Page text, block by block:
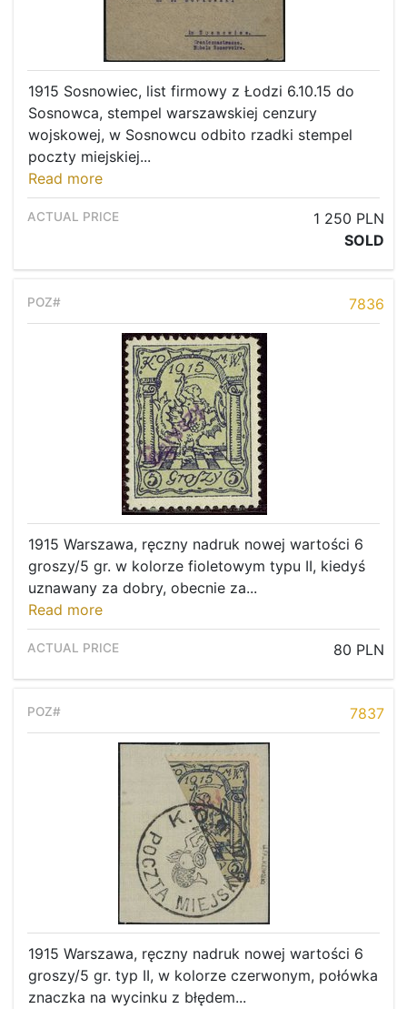
1915 Sosnowiec, list firmowy z Łodzi 6.10.15 do
Sosnowca, stempel warszawskiej cenzury
wojskowej, w Sosnowcu odbito rzadki stempel
poczty miejskiej...
Read more
1 250 PLN
SOLD
7836
1915 Warszawa, ręczny nadruk nowej wartości 6
groszy/5 gr. w kolorze fioletowym typu II, kiedyś
uznawany za dobry, obecnie za...
Read more
80 PLN
7837
1915 Warszawa, ręczny nadruk nowej wartości 6
groszy/5 gr. typ II, w kolorze czerwonym, połówka
znaczka na wycinku z błędem...